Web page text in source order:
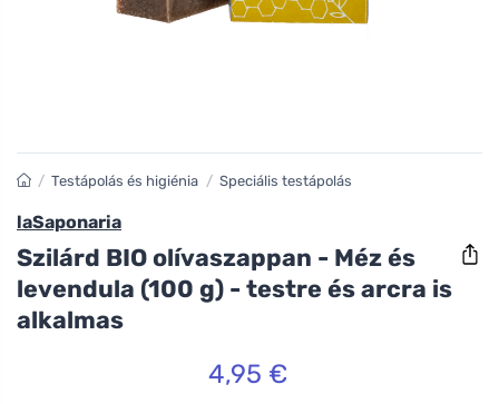
/ Testápolás és higiénia / Speciális testápolás
laSaponaria
Szilárd BIO olívaszappan - Méz és
levendula (100 g) - testre és arcra is
alkalmas
4,95 €